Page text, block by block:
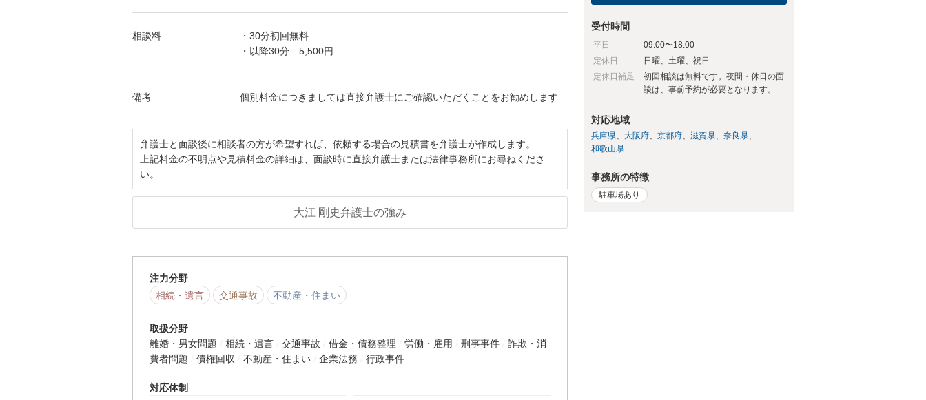
相談料
・30分初回無料
・以降30分 5,500円
備考 個別料金につきましては直接弁護士にご確認いただくことをお勧めします
弁護士と面談後に相談者の方が希望すれば、依頼する場合の見積書を弁護士が作成します。
上記料金の不明点や見積料金の詳細は、面談時に直接弁護士または法律事務所にお尋ねくださ
い。
大江 剛史弁護士の強み
注力分野
相続・遺言
交通事故 不動産・住まい
取扱分野
離婚・男女問題
相続・遺言 交通事故 借金・債務整理 労働・雇用 刑事事件
詐欺・消
費者問題
債権回収 不動産・住まい 企業法務 行政事件
対応体制
受付時間
平日
09:00〜18:00
定休日
日曜、土曜、祝日
定休日補足
初回相談は無料です。夜間・休日の面
談は、事前予約が必要となります。
対応地域
兵庫県 大阪府 京都府 滋賀県
奈良県
和歌山県
事務所の特徴
駐車場あり